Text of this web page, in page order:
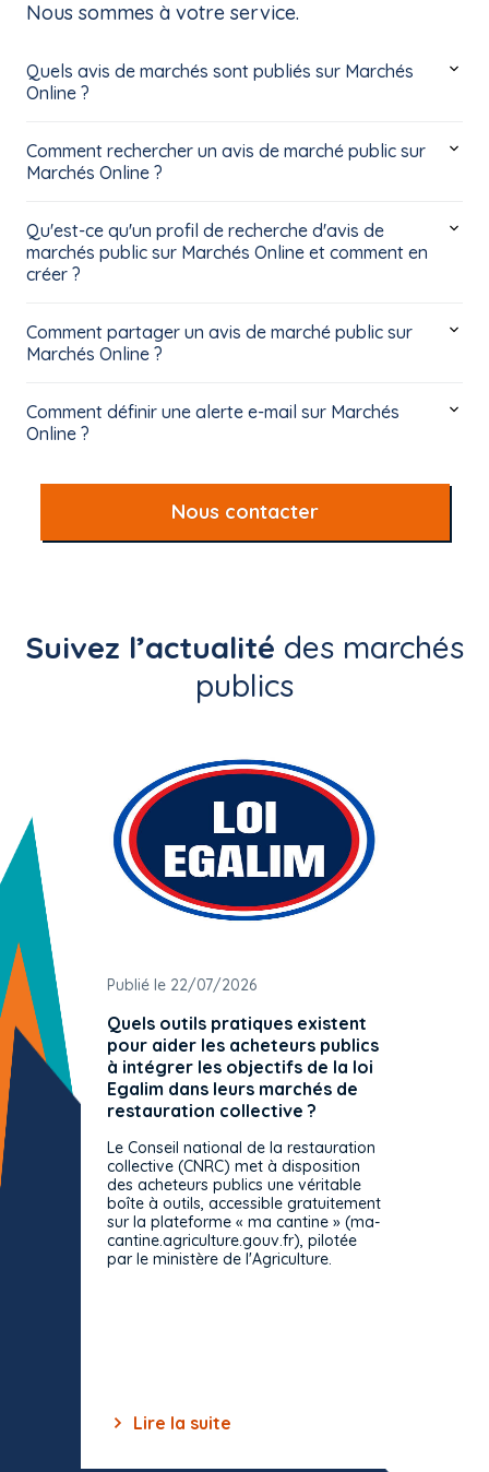
Nous sommes à votre service.
Quels avis de marchés sont publiés sur Marchés
Online ?
Comment rechercher un avis de marché public sur
Marchés Online ?
Qu'est-ce qu'un profil de recherche d'avis de
marchés public sur Marchés Online et comment en
créer ?
Comment partager un avis de marché public sur
Marchés Online ?
Comment définir une alerte e-mail sur Marchés
Online ?
Nous contacter
Suivez l’actualité des marchés
publics
Publié le 22/07/2026
Quels outils pratiques existent
pour aider les acheteurs publics
à intégrer les objectifs de la loi
Egalim dans leurs marchés de
restauration collective ?
Le Conseil national de la restauration
collective (CNRC) met à disposition
des acheteurs publics une véritable
boîte à outils, accessible gratuitement
sur la plateforme « ma cantine » (ma-
cantine.agriculture.gouv.fr), pilotée
par le ministère de l'Agriculture.
Lire la suite